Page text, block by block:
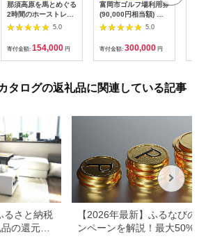
那須高原を馬とめぐる
2時間のホーストレッ
キング 外乗ペア利用
券【平日限定】チケッ
ト 利用券 ペア 体験
乗馬 初心者歓迎〔P-
100〕
5.0
寄付金額: 154,000 円
富岡市ゴルフ場利用券
(90,000円相当額) ゴ
ルフ チケット 平日 土
日 祝日 プレー券 関東
群馬県 首都圏 F20E-
350
5.0
寄付金額: 300,000 円
タログの返礼品に関連している記事
るさと納税
の還元率
【2026年最新】ふるなびの
ンペーンを解説！最大50%還